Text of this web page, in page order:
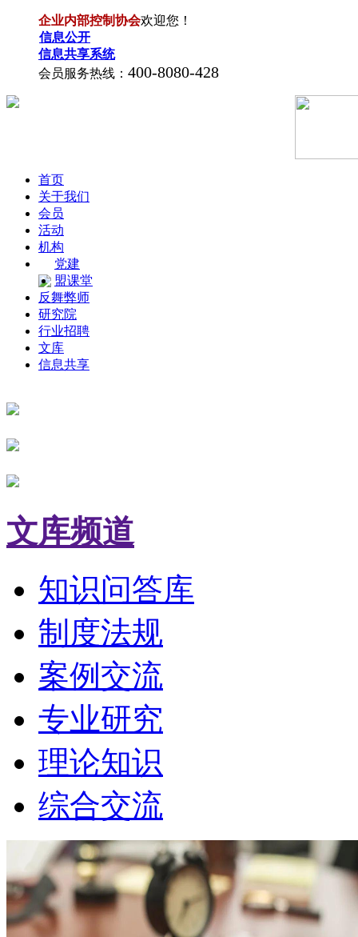
企业内部控制协会欢迎您！
信息公开
信息共享系统
会员服务热线： 400-8080-428
首页
关于我们
会员
活动
机构
党建
盟课堂
反舞弊师
研究院
行业招聘
文库
信息共享
文库频道
知识问答库
制度法规
案例交流
专业研究
理论知识
综合交流